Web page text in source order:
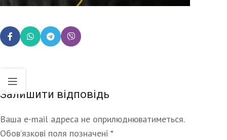
Залишити відповідь
Ваша e-mail адреса не оприлюднюватиметься.
Обов’язкові поля позначені *
Alternative: